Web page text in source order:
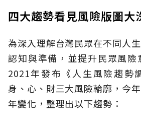
四大趨勢看見風險版圖大
為深入理解台灣民眾在不同人
認知與準備，並提升民眾風險
2021年發布《人生風險趨勢
身、心、財三大風險輪廓，今
年變化，整理出以下趨勢：